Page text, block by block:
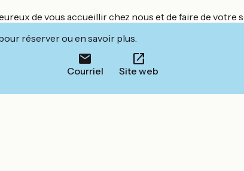
de vous accueillir chez nous et de faire de votre
réserver ou en savoir plus.
Courriel Site web